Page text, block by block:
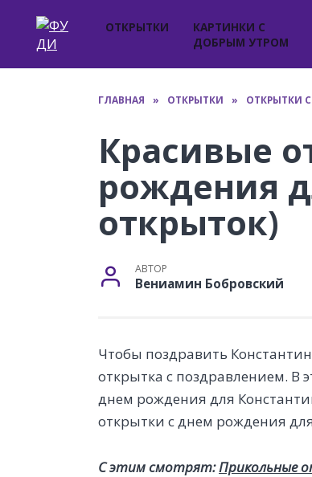
содержанию
ОТКРЫТКИ
КАРТИНКИ С
ДОБРЫМ УТРОМ
ГЛАВНАЯ » ОТКРЫТКИ » ОТКРЫТКИ
Красивые
рождения
открыток)
АВТОР
Вениамин Бобровский
Чтобы поздравить
открытка с поздравлением. В
днем рождения для
открытки с днем рождения
С этим смотрят:Прикольные